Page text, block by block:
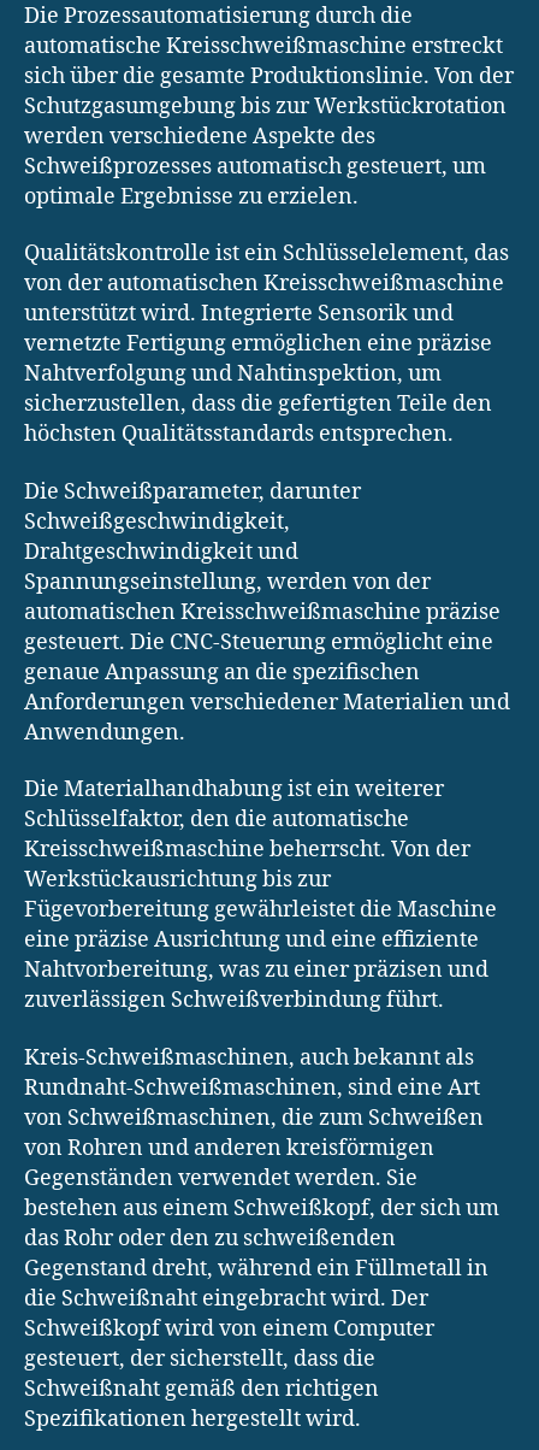
Die Prozessautomatisierung durch die
automatische Kreisschweißmaschine erstreckt
sich über die gesamte Produktionslinie. Von der
Schutzgasumgebung bis zur Werkstückrotation
werden verschiedene Aspekte des
Schweißprozesses automatisch gesteuert, um
optimale Ergebnisse zu erzielen.
Qualitätskontrolle ist ein Schlüsselelement, das
von der automatischen Kreisschweißmaschine
unterstützt wird. Integrierte Sensorik und
vernetzte Fertigung ermöglichen eine präzise
Nahtverfolgung und Nahtinspektion, um
sicherzustellen, dass die gefertigten Teile den
höchsten Qualitätsstandards entsprechen.
Die Schweißparameter, darunter
Schweißgeschwindigkeit,
Drahtgeschwindigkeit und
Spannungseinstellung, werden von der
automatischen Kreisschweißmaschine präzise
gesteuert. Die CNC-Steuerung ermöglicht eine
genaue Anpassung an die spezifischen
Anforderungen verschiedener Materialien und
Anwendungen.
Die Materialhandhabung ist ein weiterer
Schlüsselfaktor, den die automatische
Kreisschweißmaschine beherrscht. Von der
Werkstückausrichtung bis zur
Fügevorbereitung gewährleistet die Maschine
eine präzise Ausrichtung und eine effiziente
Nahtvorbereitung, was zu einer präzisen und
zuverlässigen Schweißverbindung führt.
Kreis-Schweißmaschinen, auch bekannt als
Rundnaht-Schweißmaschinen, sind eine Art
von Schweißmaschinen, die zum Schweißen
von Rohren und anderen kreisförmigen
Gegenständen verwendet werden. Sie
bestehen aus einem Schweißkopf, der sich um
das Rohr oder den zu schweißenden
Gegenstand dreht, während ein Füllmetall in
die Schweißnaht eingebracht wird. Der
Schweißkopf wird von einem Computer
gesteuert, der sicherstellt, dass die
Schweißnaht gemäß den richtigen
Spezifikationen hergestellt wird.